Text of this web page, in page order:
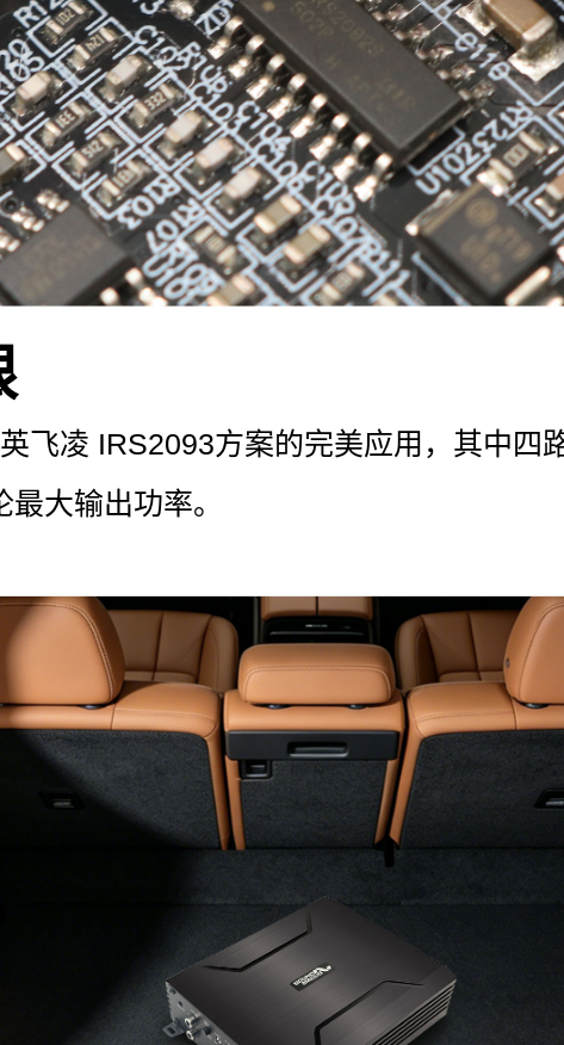
飞凌 IRS2093方案的完美应用，其中四
大输出功率。